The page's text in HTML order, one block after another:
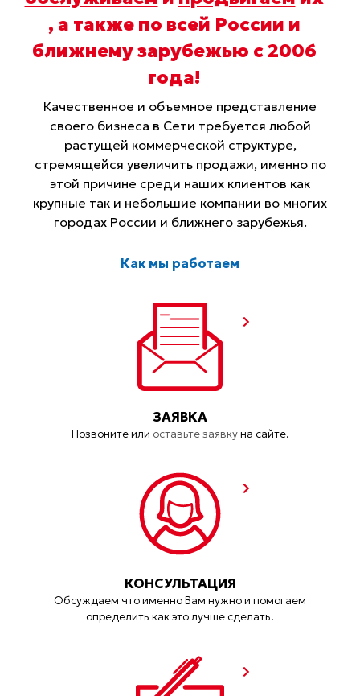
, а также по всей России и
ближнему зарубежью с 2006
года!
Качественное и объемное представление
своего бизнеса в Сети требуется любой
растущей коммерческой структуре,
стремящейся увеличить продажи, именно по
этой причине среди наших клиентов как
крупные так и небольшие компании во многих
городах России и ближнего зарубежья.
Как мы работаем
ЗАЯВКА
Позвоните или оставьте заявкуна сайте.
КОНСУЛЬТАЦИЯ
Обсуждаем что именно Вам нужно и помогаем
определить как это лучше сделать!